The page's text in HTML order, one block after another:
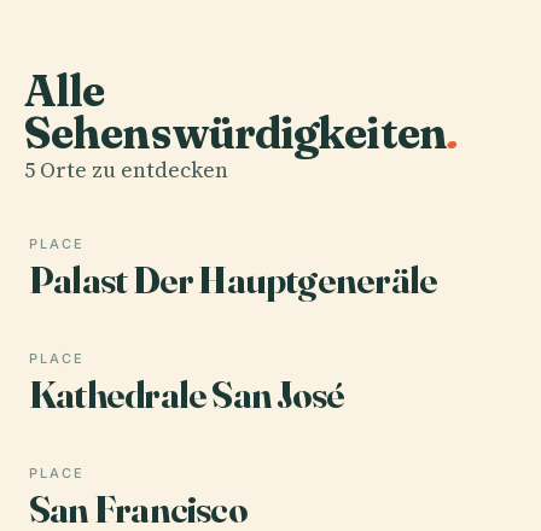
Alle
Sehenswürdigkeiten.
5 Orte zu entdecken
PLACE
Palast Der Hauptgeneräle
PLACE
Kathedrale San José
PLACE
San Francisco